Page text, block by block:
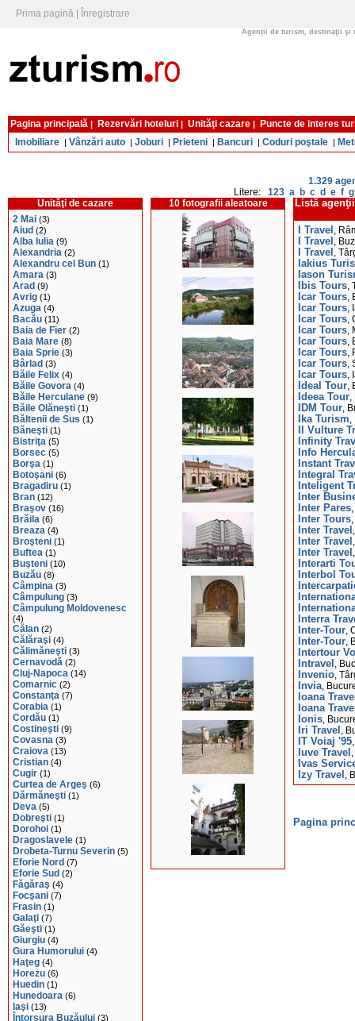
Prima pagină Înregistrare
Agenţii de turism, destinaţii şi
Pagina principală | Rezervări hoteluri | Unităţi cazare |
Puncte de interes
Imobiliare | Vânzări auto | Joburi | Prieteni | Bancuri | Coduri poştale |
1.329
Litere: 123 a b c d e f g
Unităţi de cazare
2 Mai (3)
Aiud (2)
Alba Iulia (9)
Alexandria (2)
Alexandru cel Bun (1)
Amara (3)
Arad (9)
Avrig (1)
Azuga (4)
Bacău (11)
Baia de Fier (2)
Baia Mare (8)
Baia Sprie (3)
Bârlad (3)
Băile Felix (4)
Băile Govora (4)
Băile Herculane (9)
Băile Olăneşti (1)
Băltenii de Sus (1)
Băneşti (1)
Bistriţa (5)
Borsec (5)
Borşa (1)
Botoşani (6)
Bragadiru (1)
Bran (12)
Braşov (16)
Brăila (6)
Breaza (4)
Broşteni (1)
Buftea (1)
Buşteni (10)
Buzău (8)
Câmpina (3)
Câmpulung (3)
Câmpulung Moldovenesc
(4)
Călan (2)
Călăraşi (4)
Călimăneşti (3)
Cernavodă (2)
Cluj-Napoca (14)
Comarnic (2)
Constanţa (7)
Corabia (1)
Cordău (1)
Costineşti (9)
Covasna (3)
Craiova (13)
Cristian (4)
Cugir (1)
Curtea de Argeş (6)
Dărmăneşti (1)
Deva (5)
Dobreşti (1)
Dorohoi (1)
Dragoslavele (1)
Drobeta-Turnu Severin (5)
Eforie Nord (7)
Eforie Sud (2)
Făgăraş (4)
Focşani (7)
Frasin (1)
Galaţi (7)
Găeşti (1)
Giurgiu (4)
Gura Humorului (4)
Haţeg (4)
Horezu (6)
Huedin (1)
Hunedoara (6)
Iaşi (13)
Întorsura Buzăului (3)
10 fotografii aleatoare Listă
I Travel ,
I Travel ,
I Travel ,
Iakius
Iason
Ibis Tours
Icar Tours
Icar Tours
Icar Tours
Icar Tours
Icar Tours
Icar Tours
Icar Tours
Icar Tours
Ideal Tour
Ideea Tour
IDM Tour ,
Ika Turism
Il Vulture
Infinity
Info
Instant
Integral
Inteligent
Inter
Inter Pares
Inter Tours
Inter Travel
Inter Travel
Inter Travel
Interarti
Interbol
Interra
Inter-Tour ,
Inter-Tour ,
Intertour
Intravel
,
Invenio ,
Invia ,
Ioana
Ioana
Ionis ,
Iri Travel ,
IT Voiaj '95
Iuve Travel
Ivas
Izy Travel
,
Pagina